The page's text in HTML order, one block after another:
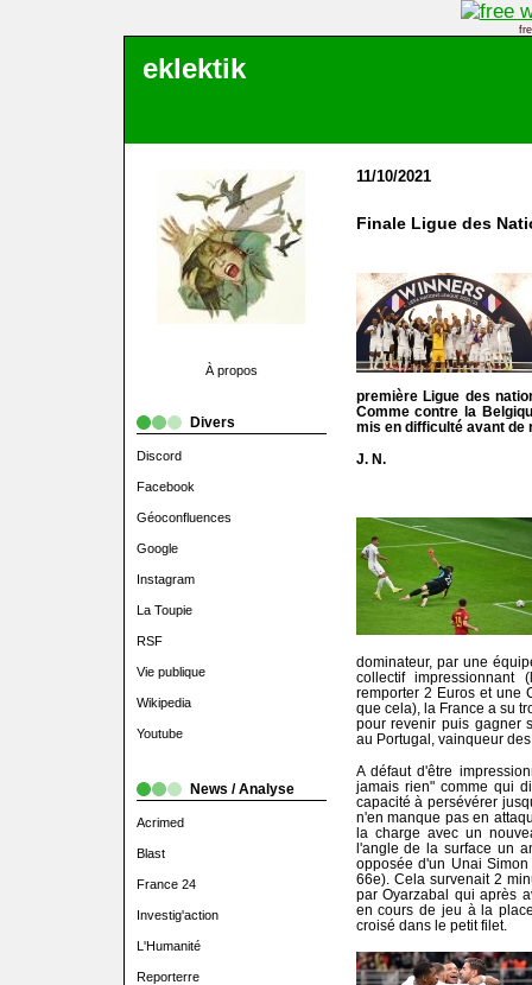
eklektik
À propos
Divers
Discord
Facebook
Géoconfluences
Google
Instagram
La Toupie
RSF
Vie publique
Wikipedia
Youtube
News / Analyse
Acrimed
Blast
France 24
Investig'action
L'Humanité
Reporterre
11/10/2021
Finale Ligue des
première Ligue des
Comme contre la
mis en difficulté avant de
J. N.
dominateur, par une
collectif
remporter 2 Euros et une
que cela), la France a su
pour revenir puis gagner
au Portugal, vainqueur
A défaut d'être
jamais rien" comme qui
capacité à persévérer
n'en manque pas en
la charge avec un
l'angle de la surface un
opposée d'un Unai
66e). Cela survenait 2
par Oyarzabal qui après
en cours de jeu à la
croisé dans le petit filet.